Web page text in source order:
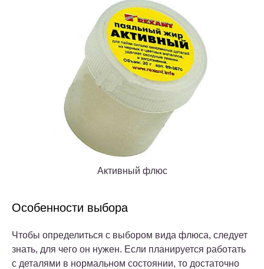
Активный флюс
Особенности выбора
Чтобы определиться с выбором вида флюса, следует
знать, для чего он нужен. Если планируется работать
с деталями в нормальном состоянии, то достаточно